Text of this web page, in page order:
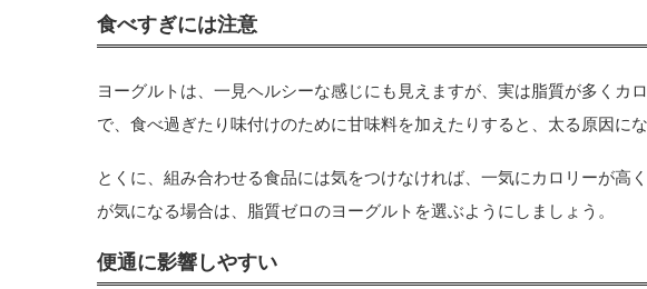
食べすぎには注意
ヨーグルトは、一見ヘルシーな感じにも見えますが、実は脂質が多くカ
で、食べ過ぎたり味付けのために甘味料を加えたりすると、太る原因に
とくに、組み合わせる食品には気をつけなければ、一気にカロリーが高
が気になる場合は、脂質ゼロのヨーグルトを選ぶようにしましょう。
便通に影響しやすい